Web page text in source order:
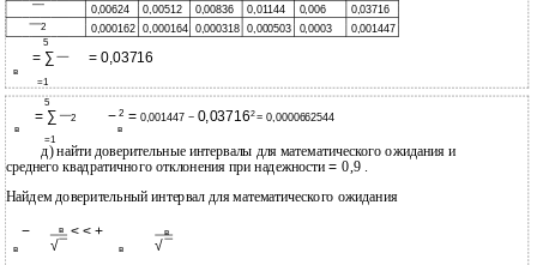
0,00624 0,00512 0,00836 0,01144 0,006 0,03716
2 0,000162 0,000164 0,000318 0,000503 0,0003 0,001447
5
= ∑ = 0,03716
в
=1
5
= ∑ 2 −2 = 0,001447 − 0,037162= 0,0000662544
в в
=1
д) найти доверительные интервалы для математического ожидания и
среднего квадратичного отклонения при надежности=0,9 .
Найдем доверительный интервал для математического ожидания
− в < < + в
в √ в √